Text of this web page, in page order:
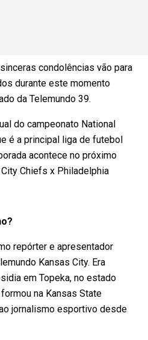
condolências vão para
durante este momento
da Telemundo 39.
do campeonato National
é a principal liga de futebol
acontece no próximo
Chiefs x Philadelphia
repórter e apresentador
Kansas City. Era
em Topeka, no estado
na Kansas State
jornalismo esportivo desde